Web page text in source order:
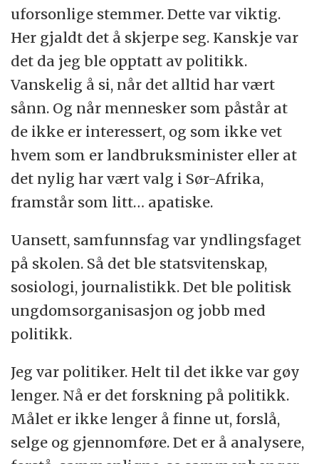
uforsonlige stemmer. Dette var viktig.
Her gjaldt det å skjerpe seg. Kanskje var
det da jeg ble opptatt av politikk.
Vanskelig å si, når det alltid har vært
sånn. Og når mennesker som påstår at
de ikke er interessert, og som ikke vet
hvem som er landbruksminister eller at
det nylig har vært valg i Sør-Afrika,
framstår som litt… apatiske.
Uansett, samfunnsfag var yndlingsfaget
på skolen. Så det ble statsvitenskap,
sosiologi, journalistikk. Det ble politisk
ungdomsorganisasjon og jobb med
politikk.
Jeg var politiker. Helt til det ikke var gøy
lenger. Nå er det forskning på politikk.
Målet er ikke lenger å finne ut, forslå,
selge og gjennomføre. Det er å analysere,